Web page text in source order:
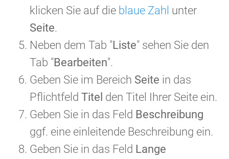
klicken Sie auf die blaue Zahl unter
Seite.
Neben dem Tab "Liste" sehen Sie den
Tab "Bearbeiten".
Geben Sie im Bereich Seite in das
Pflichtfeld Titel den Titel Ihrer Seite ein.
Geben Sie in das Feld Beschreibung
ggf. eine einleitende Beschreibung ein.
Geben Sie in das Feld Lange